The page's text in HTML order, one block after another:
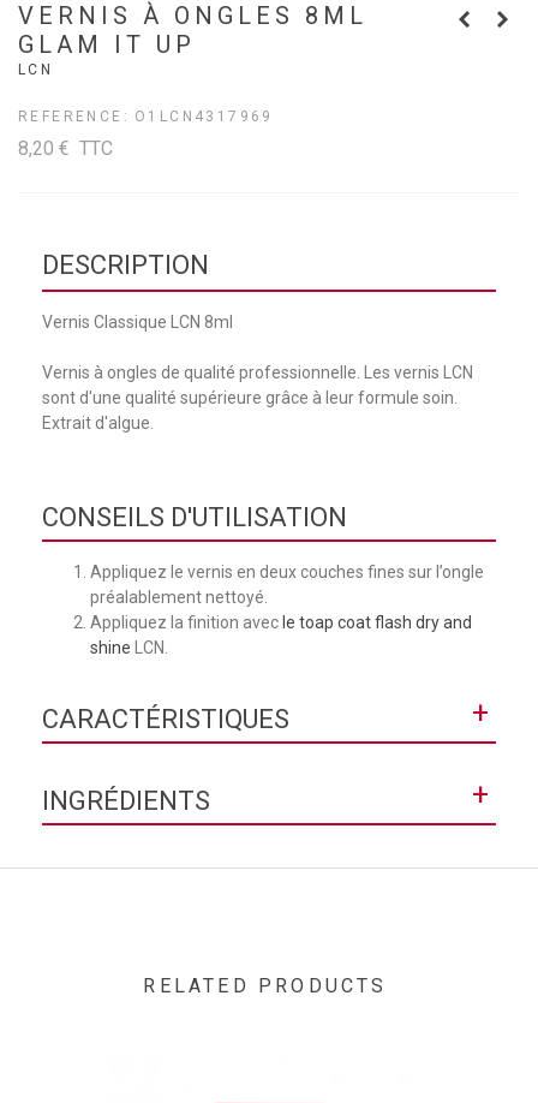
VERNIS À ONGLES 8ML
GLAM IT UP
LCN
REFERENCE: O1LCN4317969
8,20 € TTC
DESCRIPTION
Vernis Classique LCN 8ml
Vernis à ongles de qualité professionnelle. Les vernis LCN
sont d'une qualité supérieure grâce à leur formule soin.
Extrait d'algue.
CONSEILS D'UTILISATION
Appliquez le vernis en deux couches fines sur l’ongle
préalablement nettoyé.
Appliquez la finition avec le toap coat flash dry and
shine LCN.
CARACTÉRISTIQUES +
Collection
INGRÉDIENTS +
Trimethylpentanediyl Dibenzoate, Polyvinyl Butyral,
RELATED PRODUCTS